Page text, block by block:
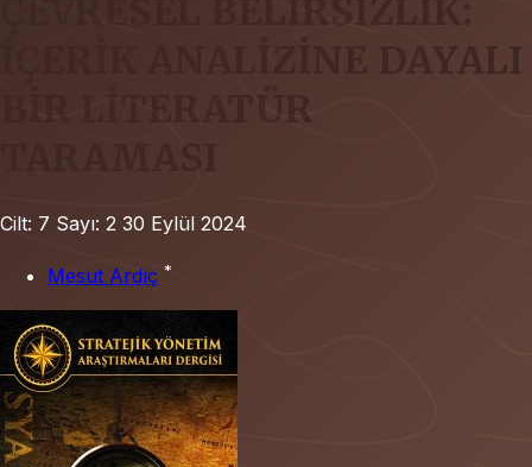
ÇEVRESEL BELİRSİZLİK:
İÇERİK ANALİZİNE DAYALI
BİR LİTERATÜR
TARAMASI
Cilt: 7 Sayı: 2 30 Eylül 2024
Mesut Ardıç *